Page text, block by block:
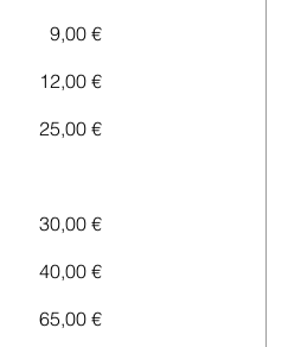
9,00 €
12,00 €
25,00 €
30,00 €
40,00 €
65,00 €